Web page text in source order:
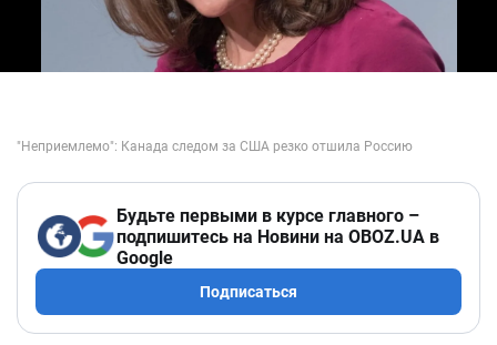
Будьте первыми в курсе главного –
подпишитесь на Новини на OBOZ.UA в
Google
Подписаться